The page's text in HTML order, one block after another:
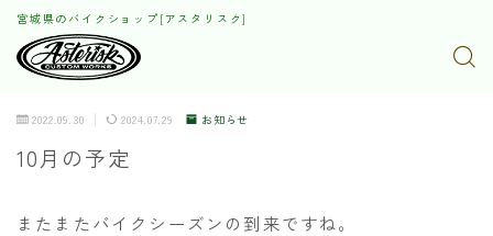
宮城県のバイクショップ[アスタリスク]
2022.09.30 2024.07.29 お知らせ
10月の予定
またまたバイクシーズンの到来ですね。